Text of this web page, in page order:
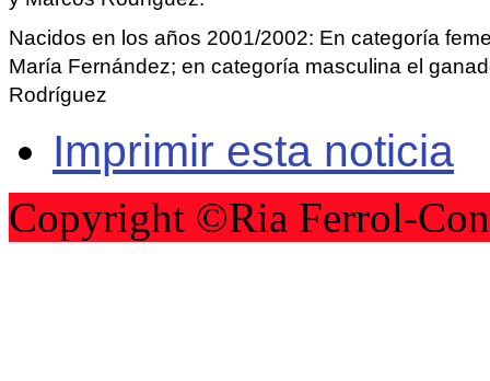
Nacidos en los años 2001/2002: En categoría
María Fernández; en categoría masculina el
Rodríguez
Imprimir esta noticia
Copyright ©Ria Ferrol-